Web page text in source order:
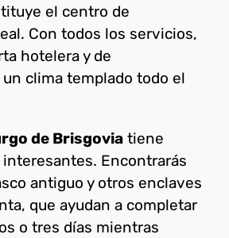
el centro de
Con todos los servicios,
hotelera y de
clima templado todo el
de Brisgovia tiene
interesantes. Encontrarás
antiguo y otros enclaves
que ayudan a completar
o tres días mientras